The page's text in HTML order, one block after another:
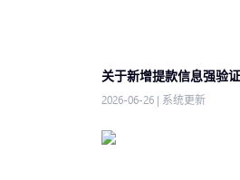
关于新增提款信息强验
2026-06-26 | 系统更新